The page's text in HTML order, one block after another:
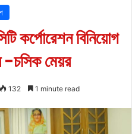
কর্পোরেশন বিনিয়োগ
-চসিক মেয়র
132 1 minute read